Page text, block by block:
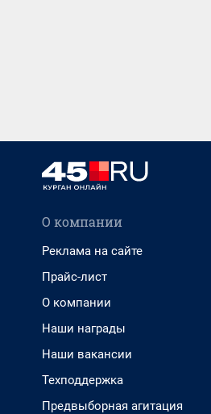
О компании
Реклама на сайте
Прайс-лист
О компании
Наши награды
Наши вакансии
Техподдержка
Предвыборная агитация